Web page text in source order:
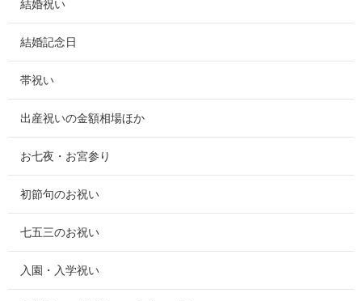
結婚祝い
結婚記念日
帯祝い
出産祝いの金額相場ほか
お七夜・お宮参り
初節句のお祝い
七五三のお祝い
入園・入学祝い